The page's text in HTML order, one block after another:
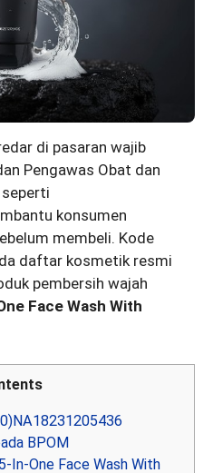
di pasaran wajib
Pengawas Obat dan
konsumen
membeli. Kode
daftar kosmetik resmi
pembersih wajah
Face Wash With
BPOM
In-One Face Wash With